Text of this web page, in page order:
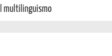
multilinguismo